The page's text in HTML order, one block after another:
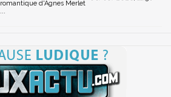
romantique d'Agnes Merlet
...